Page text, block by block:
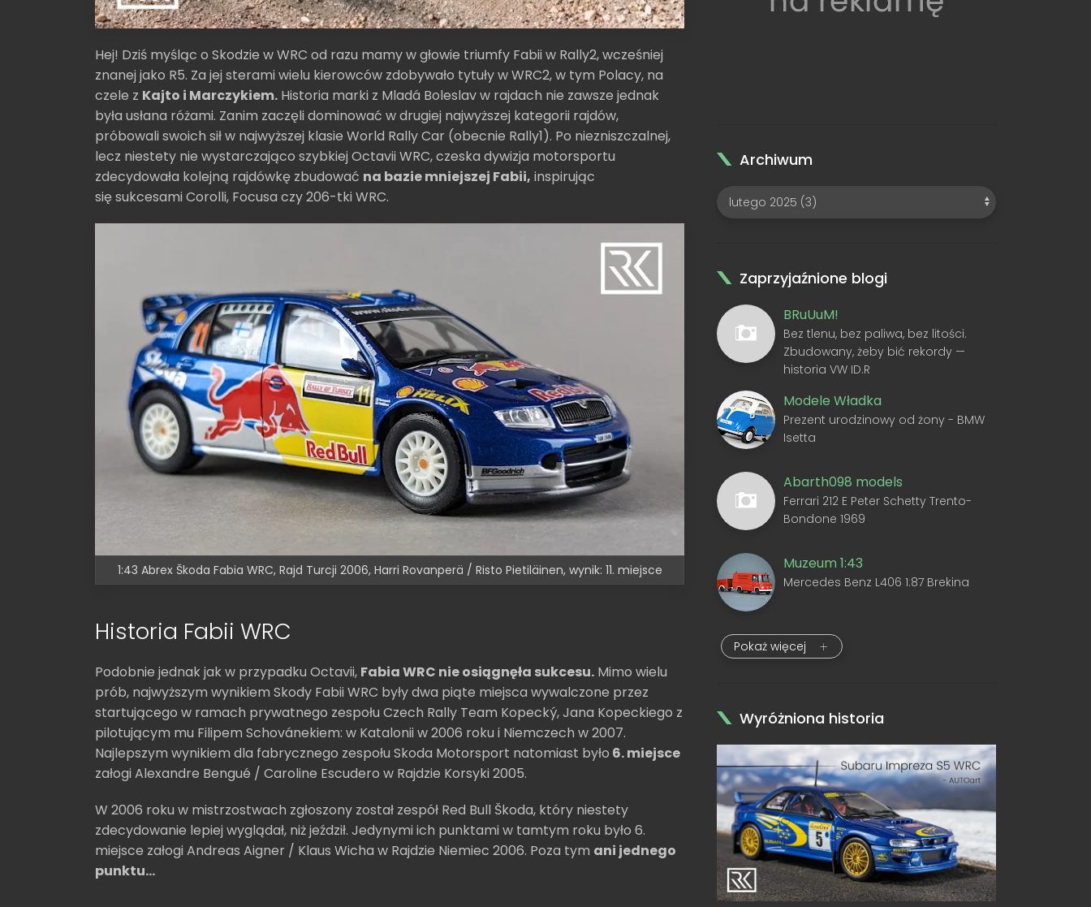
Hej! Dziś myśląc o Skodzie w WRC od razu mamy w głowie triumfy Fabii w Rally2, wcześniej
znanej jako R5. Za jej sterami wielu kierowców zdobywało tytuły w WRC2, w tym Polacy, na
czele z Kajto i Marczykiem. Historia marki z Mladá Boleslav w rajdach nie zawsze jednak
była usłana różami. Zanim zaczęli dominować w drugiej najwyższej kategorii rajdów,
próbowali swoich sił w najwyższej klasie World Rally Car (obecnie Rally1). Po niezniszczalnej,
lecz niestety nie wystarczająco szybkiej Octavii WRC, czeska dywizja motorsportu
zdecydowała kolejną rajdówkę zbudować na bazie mniejszej Fabii, inspirując
się sukcesami Corolli, Focusa czy 206-tki WRC.
1:43 Abrex Škoda Fabia WRC, Rajd Turcji 2006, Harri Rovanperä / Risto Pietiläinen, wynik: 11. miejsce
Historia Fabii WRC
Podobnie jednak jak w przypadku Octavii, Fabia WRC nie osiągnęła sukcesu. Mimo wielu
prób, najwyższym wynikiem Skody Fabii WRC były dwa piąte miejsca wywalczone przez
startującego w ramach prywatnego zespołu Czech Rally Team Kopecký, Jana Kopeckiego z
pilotującym mu Filipem Schovánekiem: w Katalonii w 2006 roku i Niemczech w 2007.
Najlepszym wynikiem dla fabrycznego zespołu Skoda Motorsport natomiast było 6. miejsce
załogi Alexandre Bengué / Caroline Escudero w Rajdzie Korsyki 2005.
W 2006 roku w mistrzostwach zgłoszony został zespół Red Bull Škoda, który niestety
zdecydowanie lepiej wyglądał, niż jeździł. Jedynymi ich punktami w tamtym roku było 6.
miejsce załogi Andreas Aigner / Klaus Wicha w Rajdzie Niemiec 2006. Poza tym ani jednego
punktu...
Archiwum
Zaprzyjaźnione blogi
BRuUuM!
Bez tlenu, bez paliwa, bez litości.
Zbudowany, żeby bić rekordy —
historia VW ID.R
Modele Władka
Prezent urodzinowy od żony - BMW
Isetta
Abarth098 models
Ferrari 212 E Peter Schetty Trento-
Bondone 1969
Muzeum 1:43
Mercedes Benz L406 1:87 Brekina
Pokaż więcej
Wyróżniona historia